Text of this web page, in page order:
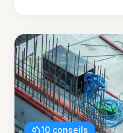
10 conseils